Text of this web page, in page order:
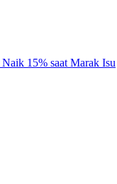
15% saat Marak Isu